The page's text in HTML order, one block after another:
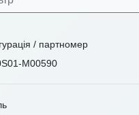
/ партномер
M00590